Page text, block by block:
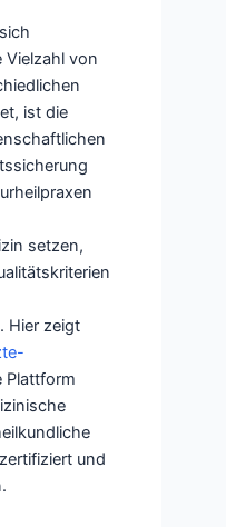
Vielzahl von
ist die
setzen,
Hier zeigt
Plattform
und